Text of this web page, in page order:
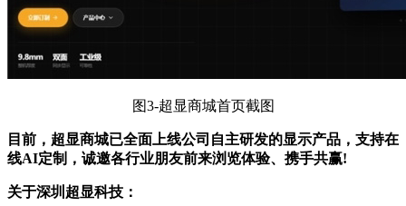
图3-超显商城首页截图
目前，超显商城已全面上线公司自主研发的显示产品，支持在
线AI定制，诚邀各行业朋友前来浏览体验、携手共赢!
关于深圳超显科技：